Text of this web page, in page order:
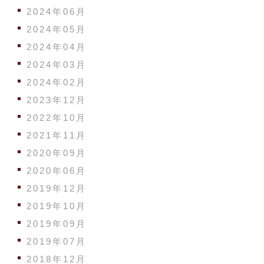
2024年06月
2024年05月
2024年04月
2024年03月
2024年02月
2023年12月
2022年10月
2021年11月
2020年09月
2020年06月
2019年12月
2019年10月
2019年09月
2019年07月
2018年12月